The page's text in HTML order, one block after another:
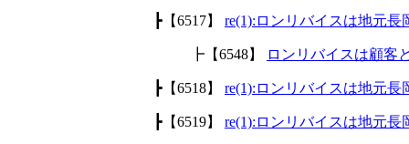
┣【6517】 re(1):ロンリバイスは地元
┣【6548】 ロンリバイスは顧客
┣【6518】 re(1):ロンリバイスは地元
┣【6519】 re(1):ロンリバイスは地元